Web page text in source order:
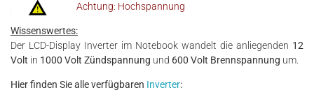
Wissenswertes:
Der LCD-Display Inverter im Notebook wandelt die anliegenden
Volt in1000 Volt Zündspannungund600 Volt Brennspannungum.
Hier finden Sie alle verfügbarenInverter